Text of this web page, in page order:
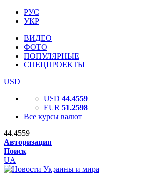
РУС
УКР
ВИДЕО
ФОТО
ПОПУЛЯРНЫЕ
СПЕЦПРОЕКТЫ
USD
USD 44.4559
EUR 51.2598
Все курсы валют
44.4559
Авторизация
Поиск
UA